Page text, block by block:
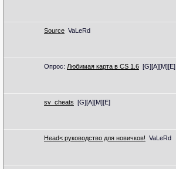
Source VaLeRd
Опрос: Любимая карта в CS 1.6 [G][A][M][E]
sv_cheats [G][A][M][E]
Head< руководство для новичков! VaLeRd